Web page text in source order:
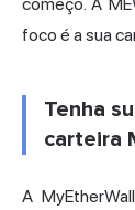
foco é a sua
Tenha
carteira
A